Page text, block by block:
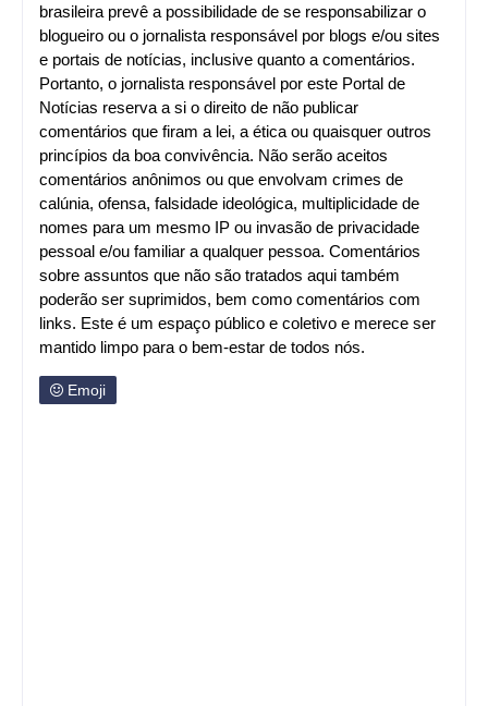
brasileira prevê a possibilidade de se responsabilizar o
blogueiro ou o jornalista responsável por blogs e/ou sites
e portais de notícias, inclusive quanto a comentários.
Portanto, o jornalista responsável por este Portal de
Notícias reserva a si o direito de não publicar
comentários que firam a lei, a ética ou quaisquer outros
princípios da boa convivência. Não serão aceitos
comentários anônimos ou que envolvam crimes de
calúnia, ofensa, falsidade ideológica, multiplicidade de
nomes para um mesmo IP ou invasão de privacidade
pessoal e/ou familiar a qualquer pessoa. Comentários
sobre assuntos que não são tratados aqui também
poderão ser suprimidos, bem como comentários com
links. Este é um espaço público e coletivo e merece ser
mantido limpo para o bem-estar de todos nós.
Emoji